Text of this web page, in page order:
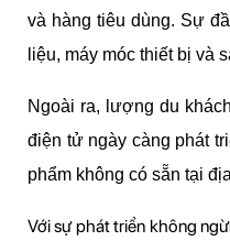
và hàng tiêu dùng. Sự
liệu, máy móc thiết bị và
Ngoài ra, lượng du
điện tử ngày càng phát
phẩm không có sẵn tại
Với sự phát triển không